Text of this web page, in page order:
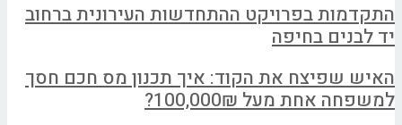
התקדמות בפרויקט ההתחדשות העירונית ברחוב
יד לבנים בחיפה
האיש שפיצח את הקוד: איך תכנון מס חכם חסך
למשפחה אחת מעל 100,000₪?